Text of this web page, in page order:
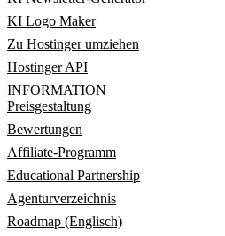
KI Logo Maker
Zu Hostinger umziehen
Hostinger API
INFORMATION
Preisgestaltung
Bewertungen
Affiliate-Programm
Educational Partnership
Agenturverzeichnis
Roadmap (Englisch)